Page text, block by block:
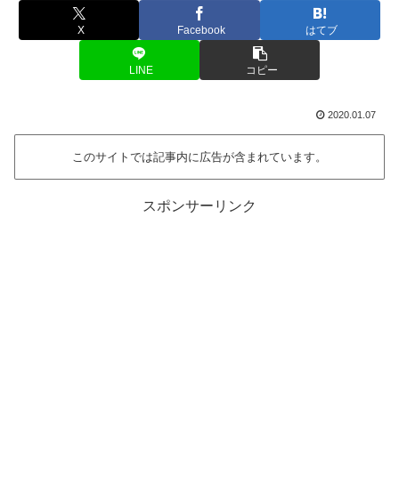
X Facebook はてブ
LINE コピー
2020.01.07
このサイトでは記事内に広告が含まれています。
スポンサーリンク